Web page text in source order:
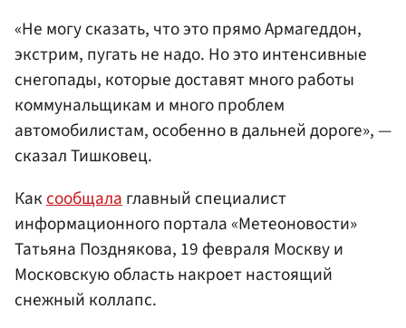
«Не могу сказать, что это прямо Армагеддон,
экстрим, пугать не надо. Но это интенсивные
снегопады, которые доставят много работы
коммунальщикам и много проблем
автомобилистам, особенно в дальней дороге», —
сказал Тишковец.
Каксообщалаглавный специалист
информационного портала «Метеоновости»
Татьяна Позднякова, 19 февраля Москву и
Московскую область накроет настоящий
снежный коллапс.